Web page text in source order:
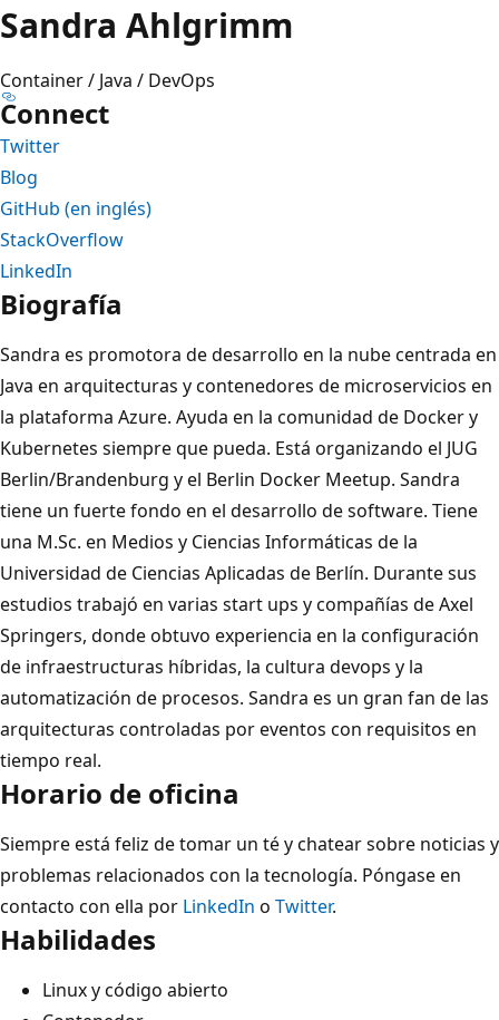
Sandra Ahlgrimm
Container / Java / DevOps
Connect
Twitter
Blog
GitHub (en inglés)
StackOverflow
LinkedIn
Biografía
Sandra es promotora de desarrollo en la nube centrada en
Java en arquitecturas y contenedores de microservicios en
la plataforma Azure. Ayuda en la comunidad de Docker y
Kubernetes siempre que pueda. Está organizando el JUG
Berlin/Brandenburg y el Berlin Docker Meetup. Sandra
tiene un fuerte fondo en el desarrollo de software. Tiene
una M.Sc. en Medios y Ciencias Informáticas de la
Universidad de Ciencias Aplicadas de Berlín. Durante sus
estudios trabajó en varias start ups y compañías de Axel
Springers, donde obtuvo experiencia en la configuración
de infraestructuras híbridas, la cultura devops y la
automatización de procesos. Sandra es un gran fan de las
arquitecturas controladas por eventos con requisitos en
tiempo real.
Horario de oficina
Siempre está feliz de tomar un té y chatear sobre noticias y
problemas relacionados con la tecnología. Póngase en
contacto con ella por LinkedIn o Twitter.
Habilidades
Linux y código abierto